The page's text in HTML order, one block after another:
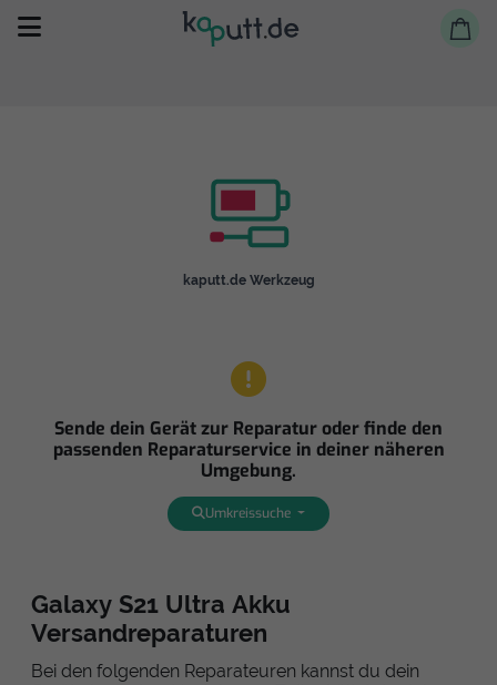
Selbst reparieren
kaputt.de Werkzeug
Sende dein Gerät zur Reparatur oder finde den
passenden Reparaturservice in deiner näheren
Umgebung.
Umkreissuche
Galaxy S21 Ultra Akku
Versandreparaturen
Bei den folgenden Reparateuren kannst du dein